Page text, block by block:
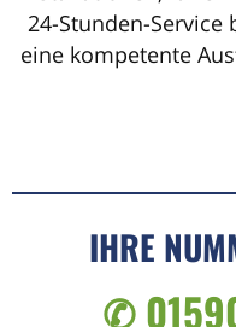
24-Stunden-
eine kompetente
IHRE
✆